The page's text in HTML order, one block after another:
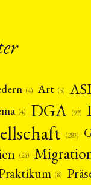
(4) Art (5)
(4) DGA (92)
(283)
(24)
(8)